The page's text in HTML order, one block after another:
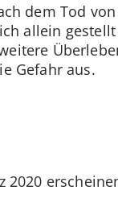
dem Tod
allein
Gefahr aus.